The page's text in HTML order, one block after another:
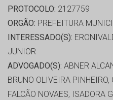
PROTOCOLO: 2127759
ORGÃO: PREFEITURA
INTERESSADO(S):
JUNIOR
ADVOGADO(S): ABNER
BRUNO OLIVEIRA
FALCÃO NOVAES, ISADORA